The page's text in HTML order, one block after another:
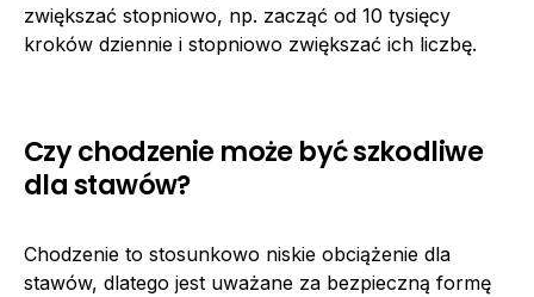
zwiększać stopniowo, np. zacząć od 10 tysięcy
kroków dziennie i stopniowo zwiększać ich liczbę.
Czy chodzenie może być szkodliwe
dla stawów?
Chodzenie to stosunkowo niskie obciążenie dla
stawów, dlatego jest uważane za bezpieczną formę